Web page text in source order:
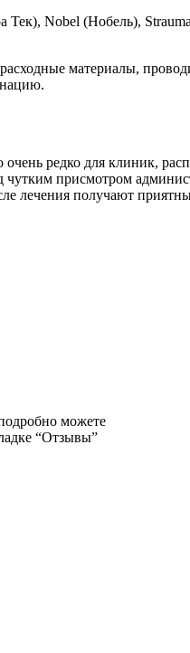
Nobel (Нобель),
материалы,
очень редко для клиник,
чутким присмотром
лечения получают
можете
“Отзывы”